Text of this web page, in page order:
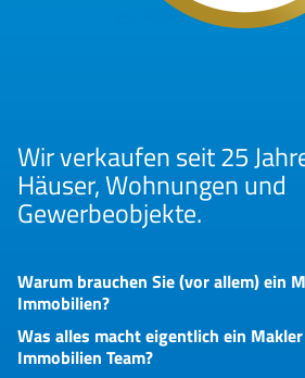
Wir verkaufen seit 25
Häuser, Wohnungen und
Gewerbeobjekte.
Warum brauchen Sie (vor allem) ein
Immobilien?
Was alles macht eigentlich ein
Immobilien Team?